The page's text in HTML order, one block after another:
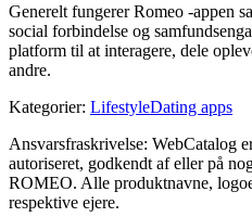
Generelt fungerer Romeo -appen
social forbindelse og
platform til at interagere, dele
andre.
Kategorier: LifestyleDating apps
Ansvarsfraskrivelse: WebCatalog
autoriseret, godkendt af eller på
ROMEO. Alle produktnavne,
respektive ejere.